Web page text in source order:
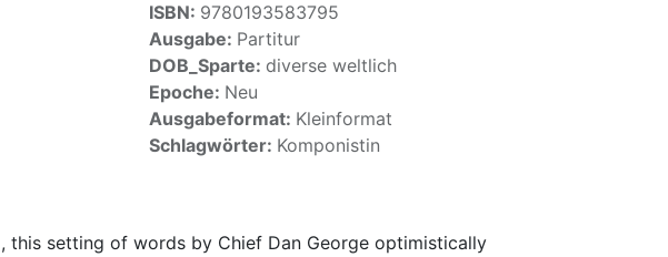
ISBN: 9780193583795
Ausgabe: Partitur
DOB_Sparte: diverse weltlich
Epoche: Neu
Ausgabeformat: Kleinformat
Schlagwörter: Komponistin
this setting of words by Chief Dan George optimistically